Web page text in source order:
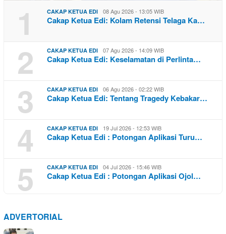
1 CAKAP KETUA EDI 08 Agu 2026 - 13:05 WIB
Cakap Ketua Edi: Kolam Retensi Telaga Ka…
2 CAKAP KETUA EDI 07 Agu 2026 - 14:09 WIB
Cakap Ketua Edi: Keselamatan di Perlinta…
3 CAKAP KETUA EDI 06 Agu 2026 - 02:22 WIB
Cakap Ketua Edi: Tentang Tragedy Kebakar…
4 CAKAP KETUA EDI 19 Jul 2026 - 12:53 WIB
Cakap Ketua Edi : Potongan Aplikasi Turu…
5 CAKAP KETUA EDI 04 Jul 2026 - 15:46 WIB
Cakap Ketua Edi : Potongan Aplikasi Ojol…
ADVERTORIAL